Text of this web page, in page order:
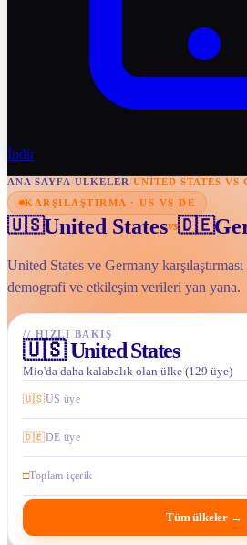
İndir
ANA SAYFA/ULKELER/UNITED STATES VS
KARŞILAŞTIRMA · US VS DE
🇺🇸United Statesvs🇩🇪
United States ve Germany
demografi ve etkileşim verileri yan yana.
// HIZLI BAKIŞ
🇺🇸 United States
Mio'da daha kalabalık olan ülke (129 üye)
🇺🇸US üye
🇩🇪DE üye
□Toplam içerik
Tüm ülkeler →